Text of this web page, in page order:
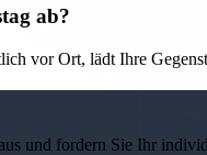
ab?
vor Ort, lädt Ihre
und fordern Sie Ihr